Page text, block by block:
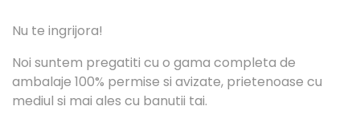
Nu te ingrijora!
Noi suntem pregatiti cu o gama completa de
ambalaje 100% permise si avizate, prietenoase cu
mediul si mai ales cu banutii tai.